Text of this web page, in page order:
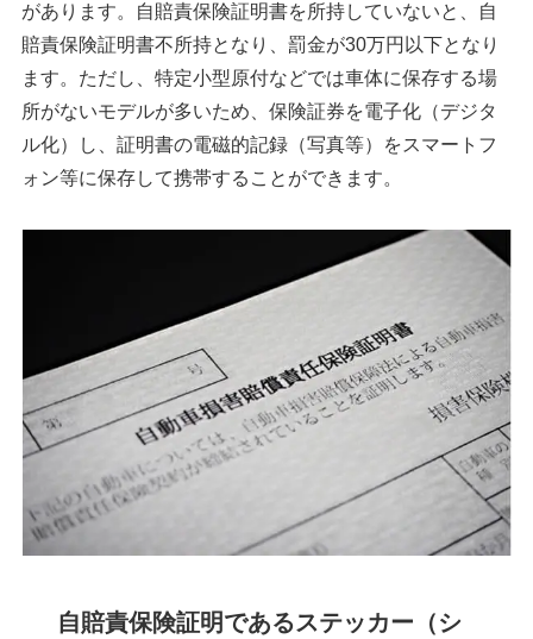
があります。自賠責保険証明書を所持していないと、自
賠責保険証明書不所持となり、罰金が30万円以下となり
ます。ただし、特定小型原付などでは車体に保存する場
所がないモデルが多いため、保険証券を電子化（デジタ
ル化）し、証明書の電磁的記録（写真等）をスマートフ
ォン等に保存して携帯することができます。
自賠責保険証明であるステッカー（シ